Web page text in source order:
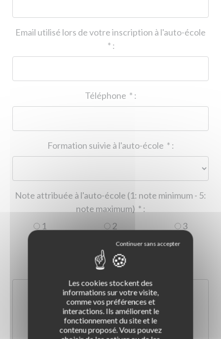
Email utilisé lors de votre inscription à l'auto-école
* :
* :
* :
Note attribuée à l'auto-école (1: note minimum - 5:
* :
1
2
3
5
Les cookies stockent des
informations sur votre visite,
comme vos préférences et
interactions. Ils améliorent le
fonctionnement du site et le
contenu proposé. Vous pouvez